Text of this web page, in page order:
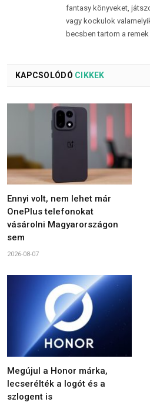
fantasy könyveket,
vagy kockulok
becsben tartom a
KAPCSOLÓDÓ CIKKEK
Ennyi volt, nem lehet már
OnePlus telefonokat
vásárolni Magyarországon
sem
2026-08-07
Megújul a Honor márka,
lecserélték a logót és a
szlogent is